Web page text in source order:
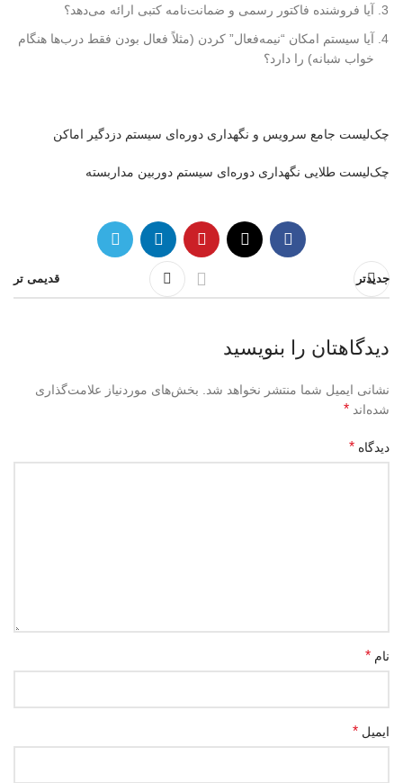
آیا فروشنده فاکتور رسمی و ضمانت‌نامه کتبی ارائه می‌دهد؟
آیا سیستم امکان “نیمه‌فعال” کردن (مثلاً فعال بودن فقط درب‌ها هنگام
خواب شبانه) را دارد؟
چک‌لیست جامع سرویس و نگهداری دوره‌ای سیستم دزدگیر اماکن
چک‌لیست طلایی نگهداری دوره‌ای سیستم دوربین مداربسته
جدیدتر قدیمی تر
دیدگاهتان را بنویسید
نشانی ایمیل شما منتشر نخواهد شد.
بخش‌های موردنیاز علامت‌گذاری
شده‌اند *
دیدگاه *
نام *
ایمیل *